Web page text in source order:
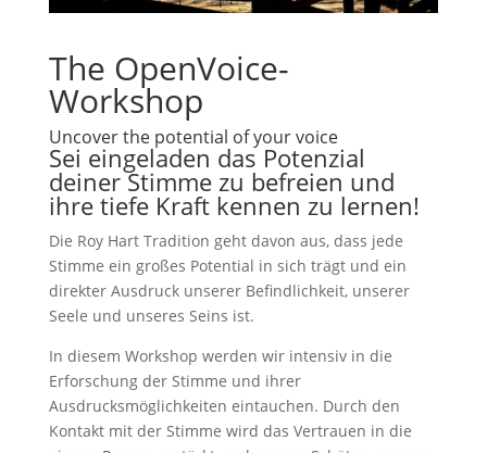
The OpenVoice-
Workshop
Uncover the potential of your voice
Sei eingeladen das Potenzial
deiner Stimme zu befreien und
ihre tiefe Kraft kennen zu lernen!
Die Roy Hart Tradition geht davon aus, dass jede
Stimme ein großes Potential in sich trägt und ein
direkter Ausdruck unserer Befindlichkeit, unserer
Seele und unseres Seins ist.
In diesem Workshop werden wir intensiv in die
Erforschung der Stimme und ihrer
Ausdrucksmöglichkeiten eintauchen. Durch den
Kontakt mit der Stimme wird das Vertrauen in die